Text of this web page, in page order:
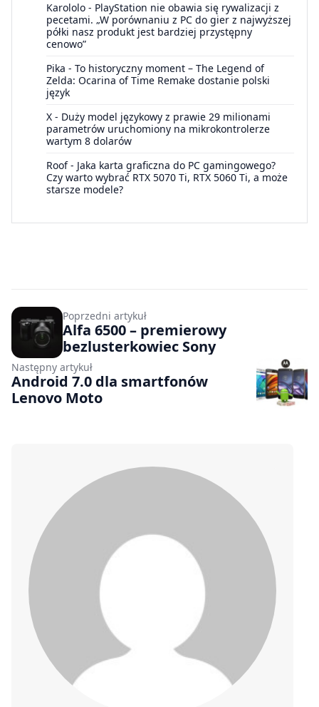
Karololo - PlayStation nie obawia się rywalizacji z
pecetami. „W porównaniu z PC do gier z najwyższej
półki nasz produkt jest bardziej przystępny
cenowo”
Pika - To historyczny moment – The Legend of
Zelda: Ocarina of Time Remake dostanie polski
język
X - Duży model językowy z prawie 29 milionami
parametrów uruchomiony na mikrokontrolerze
wartym 8 dolarów
Roof- Jaka karta graficzna do PC gamingowego?
Czy warto wybrać RTX 5070 Ti, RTX 5060 Ti, a może
starsze modele?
Poprzedni artykuł
Alfa 6500 – premierowy
bezlusterkowiec Sony
Następny artykuł
Android 7.0 dla smartfonów
Lenovo Moto